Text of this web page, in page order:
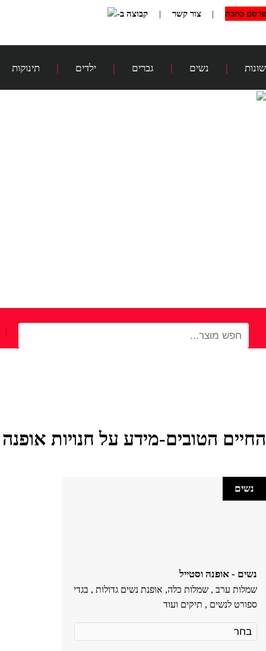
פרסם כתבה | צור קשר | קבוצה ב-
שונות | נשים | גברים | ילדים | תינוקות
|
החיים הטובים-מידע על חנויות
נשים
נשים - אופנה וסטייל
שמלות ערב , שמלות כלה, אופנת נשים גדולות , בגדי
ספורט לנשים , תיקים ועוד